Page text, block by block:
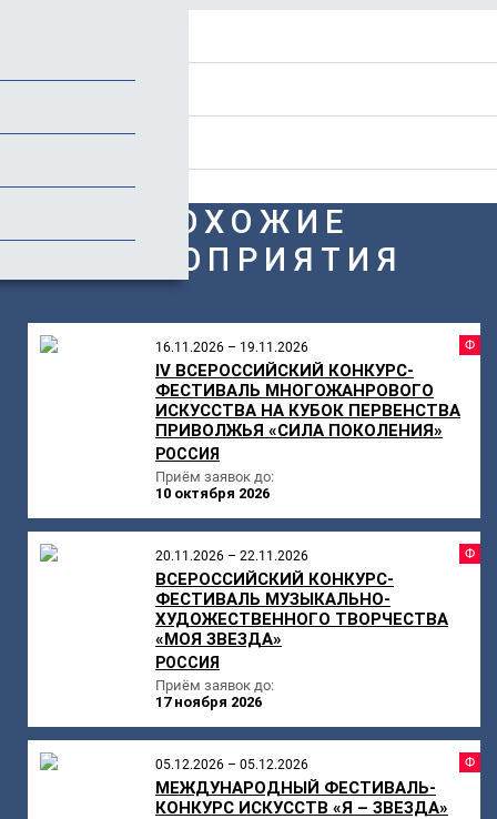
ПОХОЖИЕ
МЕРОПРИЯТИЯ
16.11.2026 – 19.11.2026
IV ВСЕРОССИЙСКИЙ КОНКУРС-
ФЕСТИВАЛЬ МНОГОЖАНРОВОГО
ИСКУССТВА НА КУБОК ПЕРВЕНСТВА
ПРИВОЛЖЬЯ «СИЛА ПОКОЛЕНИЯ»
РОССИЯ
Приём заявок до:
10 октября 2026
20.11.2026 – 22.11.2026
ВСЕРОССИЙСКИЙ КОНКУРС-
ФЕСТИВАЛЬ МУЗЫКАЛЬНО-
ХУДОЖЕСТВЕННОГО ТВОРЧЕСТВА
«МОЯ ЗВЕЗДА»
РОССИЯ
Приём заявок до:
17 ноября 2026
05.12.2026 – 05.12.2026
МЕЖДУНАРОДНЫЙ ФЕСТИВАЛЬ-
КОНКУРС ИСКУССТВ «Я – ЗВЕЗДА»